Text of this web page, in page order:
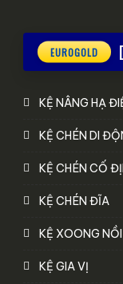
KỆ NÂNG HẠ
KỆ CHÉN DI
KỆ CHÉN CỐ
KỆ CHÉN ĐĨA
KỆ XOONG NỒI
KỆ GIA VỊ